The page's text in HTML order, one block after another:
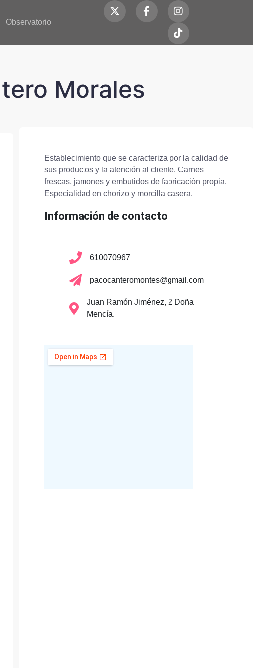
Observatorio
Morales
Establecimiento que se caracteriza por la calidad de
sus productos y la atención al cliente. Carnes
frescas, jamones y embutidos de fabricación propia.
Especialidad en chorizo y morcilla casera.
Información de contacto
610070967
pacocanteromontes@gmail.com
Juan Ramón Jiménez, 2 Doña
Mencía.